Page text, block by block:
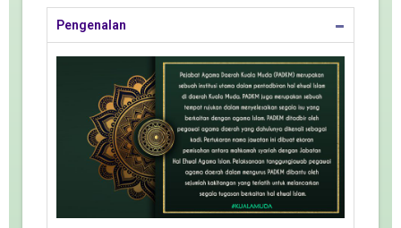
Pengenalan